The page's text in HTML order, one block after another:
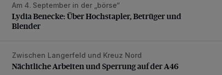
Lydia Benecke: Über Hochstapler, Betrüger und Blender
Am 4. September in der „börse“
Lydia Benecke: Über Hochstapler, Betrüger und
Blender
Nächtliche Arbeiten und Sperrung auf der A46
Zwischen Langerfeld und Kreuz Nord
Nächtliche Arbeiten und Sperrung auf der A46